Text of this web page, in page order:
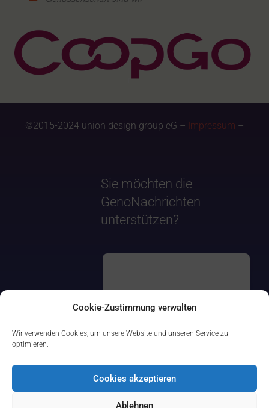
Cookie-Zustimmung verwalten
Wir verwenden Cookies, um unsere Website und unseren Service zu
optimieren.
Cookies akzeptieren
Ablehnen
©2015-2024 union design group eG – Impressum –
Sie möchten die
GenoNachrichten
unterstützen?